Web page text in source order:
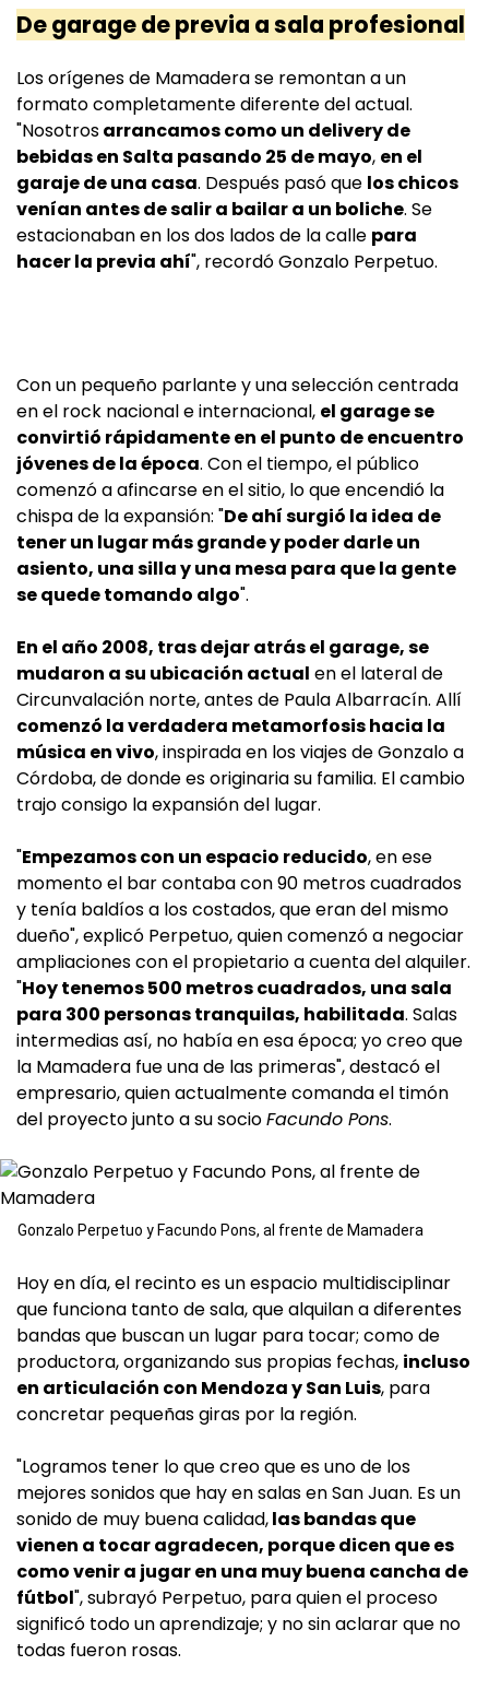
De garage de previa a sala profesional
Los orígenes de Mamadera se remontan a un
formato completamente diferente del actual.
"Nosotrosarrancamos como un delivery de
bebidas en Salta pasando 25 de mayo, en el
garaje de una casa. Después pasó que los chicos
venían antes de salir a bailar a un boliche. Se
estacionaban en los dos lados de la calle para
hacer la previa ahí", recordó Gonzalo Perpetuo.
Con un pequeño parlante y una selección centrada
en el rock nacional e internacional, el garage se
convirtió rápidamente en el punto de encuentro
jóvenes de la época. Con el tiempo, el público
comenzó a afincarse en el sitio, lo que encendió la
chispa de la expansión: "De ahí surgió la idea de
tener un lugar más grande y poder darle un
asiento, una silla y una mesa para que la gente
se quede tomando algo".
En el año 2008, tras dejar atrás el garage, se
mudaron a su ubicación actual en el lateral de
Circunvalación norte, antes de Paula Albarracín. Allí
comenzó la verdadera metamorfosis hacia la
música en vivo, inspirada en los viajes de Gonzalo a
Córdoba, de donde es originaria su familia. El cambio
trajo consigo la expansión del lugar.
"Empezamos con un espacio reducido, en ese
momento el bar contaba con 90 metros cuadrados
y tenía baldíos a los costados, que eran del mismo
dueño", explicó Perpetuo, quien comenzó a negociar
ampliaciones con el propietario a cuenta del alquiler.
"Hoy tenemos 500 metros cuadrados, una sala
para 300 personas tranquilas, habilitada. Salas
intermedias así, no había en esa época; yo creo que
la Mamadera fue una de las primeras", destacó el
empresario, quien actualmente comanda el timón
del proyecto junto a su socioFacundo Pons.
Gonzalo Perpetuo y Facundo Pons, al frente de Mamadera
Hoy en día, el recinto es un espacio multidisciplinar
que funciona tanto de sala, que alquilan a diferentes
bandas que buscan un lugar para tocar; como de
productora, organizando sus propias fechas, incluso
en articulación con Mendoza y San Luis, para
concretar pequeñas giras por la región.
"Logramos tener lo que creo que es uno de los
mejores sonidos que hay en salas en San Juan. Es un
sonido de muy buena calidad,las bandas que
vienen a tocar agradecen, porque dicen que es
como venir a jugar en una muy buena cancha de
fútbol", subrayó Perpetuo, para quien el proceso
significó todo un aprendizaje; y no sin aclarar que no
todas fueron rosas.